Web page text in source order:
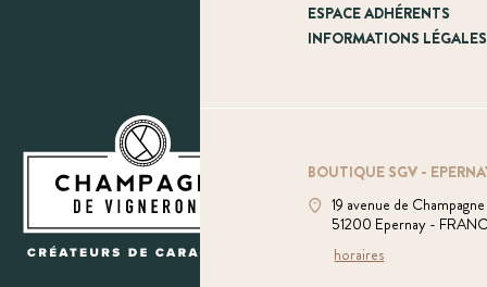
ESPACE ADHÉRENTS
INFORMATIONS LÉGALES
BOUTIQUE SGV -
19 avenue de Champagne
51200 Epernay -
horaires